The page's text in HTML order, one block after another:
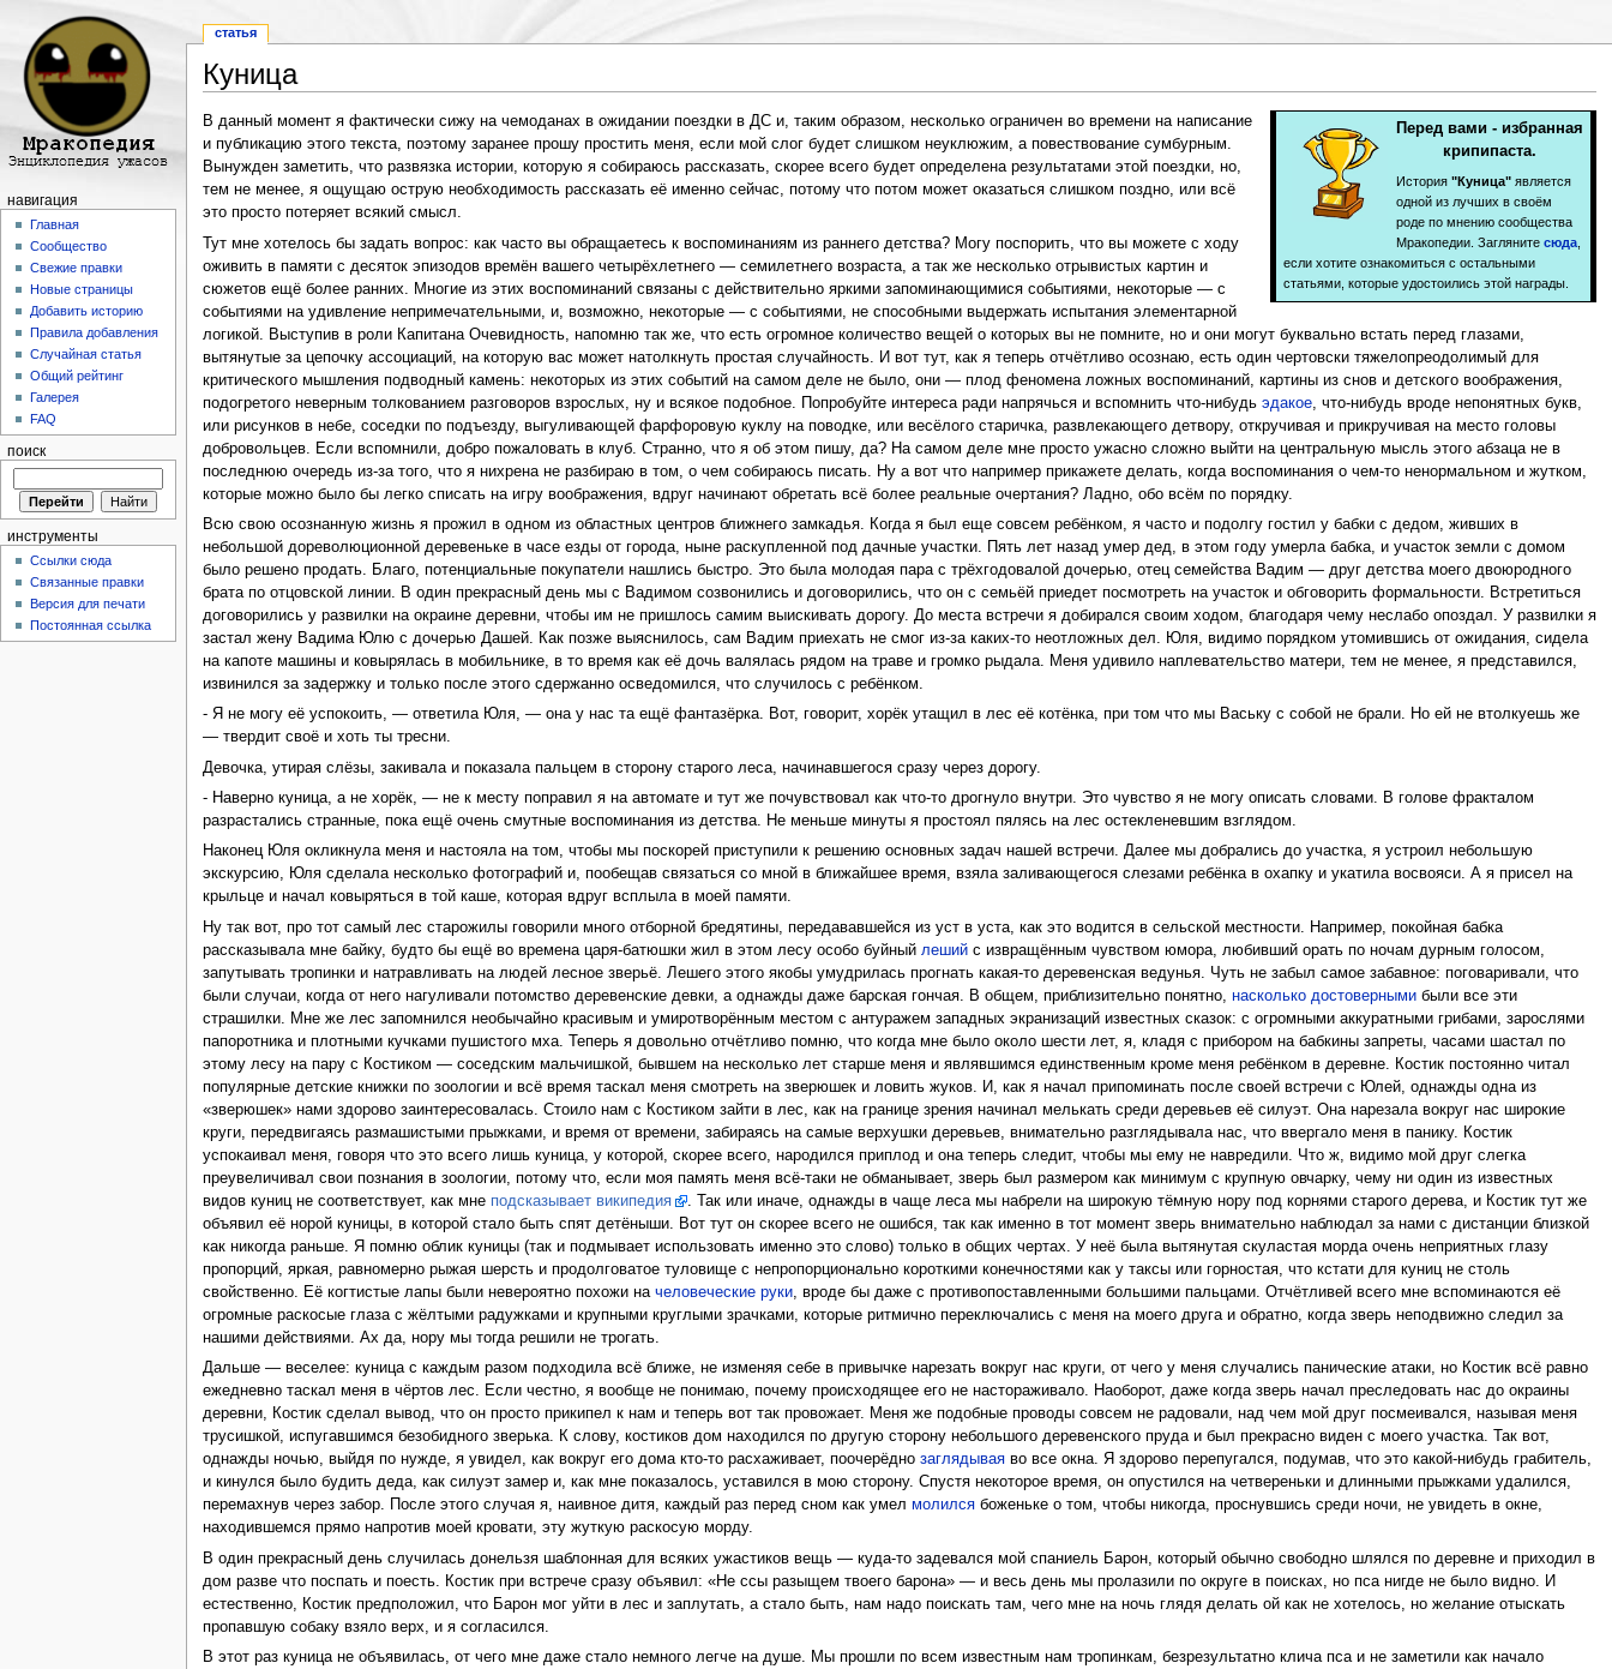
Куница
Перед вами - избранная
крипипаста.
История "Куница"является
одной из лучших в своём
роде по мнению сообщества
Мракопедии. Загляните сюда,
если хотите ознакомиться с остальными
статьями, которые удостоились этой награды.
В данный момент я фактически сижу на чемоданах в ожидании поездки в ДС и, таким образом, несколько ограничен во времени на написание
и публикацию этого текста, поэтому заранее прошу простить меня, если мой слог будет слишком неуклюжим, а повествование сумбурным.
Вынужден заметить, что развязка истории, которую я собираюсь рассказать, скорее всего будет определена результатами этой поездки, но,
тем не менее, я ощущаю острую необходимость рассказать её именно сейчас, потому что потом может оказаться слишком поздно, или всё
это просто потеряет всякий смысл.
Тут мне хотелось бы задать вопрос: как часто вы обращаетесь к воспоминаниям из раннего детства? Могу поспорить, что вы можете с ходу
оживить в памяти с десяток эпизодов времён вашего четырёхлетнего — семилетнего возраста, а так же несколько отрывистых картин и
сюжетов ещё более ранних. Многие из этих воспоминаний связаны с действительно яркими запоминающимися событиями, некоторые — с
событиями на удивление непримечательными, и, возможно, некоторые — с событиями, не способными выдержать испытания элементарной
логикой. Выступив в роли Капитана Очевидность, напомню так же, что есть огромное количество вещей о которых вы не помните, но и они могут буквально встать перед глазами,
вытянутые за цепочку ассоциаций, на которую вас может натолкнуть простая случайность. И вот тут, как я теперь отчётливо осознаю, есть один чертовски тяжелопреодолимый для
критического мышления подводный камень: некоторых из этих событий на самом деле не было, они — плод феномена ложных воспоминаний, картины из снов и детского воображения,
подогретого неверным толкованием разговоров взрослых, ну и всякое подобное. Попробуйте интереса ради напрячься и вспомнить что-нибудь эдакое, что-нибудь вроде непонятных букв,
или рисунков в небе, соседки по подъезду, выгуливающей фарфоровую куклу на поводке, или весёлого старичка, развлекающего детвору, откручивая и прикручивая на место головы
добровольцев. Если вспомнили, добро пожаловать в клуб. Странно, что я об этом пишу, да? На самом деле мне просто ужасно сложно выйти на центральную мысль этого абзаца не в
последнюю очередь из-за того, что я нихрена не разбираю в том, о чем собираюсь писать. Ну а вот что например прикажете делать, когда воспоминания о чем-то ненормальном и жутком,
которые можно было бы легко списать на игру воображения, вдруг начинают обретать всё более реальные очертания? Ладно, обо всём по порядку.
Всю свою осознанную жизнь я прожил в одном из областных центров ближнего замкадья. Когда я был еще совсем ребёнком, я часто и подолгу гостил у бабки с дедом, живших в
небольшой дореволюционной деревеньке в часе езды от города, ныне раскупленной под дачные участки. Пять лет назад умер дед, в этом году умерла бабка, и участок земли с домом
было решено продать. Благо, потенциальные покупатели нашлись быстро. Это была молодая пара с трёхгодовалой дочерью, отец семейства Вадим — друг детства моего двоюродного
брата по отцовской линии. В один прекрасный день мы с Вадимом созвонились и договорились, что он с семьёй приедет посмотреть на участок и обговорить формальности. Встретиться
договорились у развилки на окраине деревни, чтобы им не пришлось самим выискивать дорогу. До места встречи я добирался своим ходом, благодаря чему неслабо опоздал. У развилки я
застал жену Вадима Юлю с дочерью Дашей. Как позже выяснилось, сам Вадим приехать не смог из-за каких-то неотложных дел. Юля, видимо порядком утомившись от ожидания, сидела
на капоте машины и ковырялась в мобильнике, в то время как её дочь валялась рядом на траве и громко рыдала. Меня удивило наплевательство матери, тем не менее, я представился,
извинился за задержку и только после этого сдержанно осведомился, что случилось с ребёнком.
- Я не могу её успокоить, — ответила Юля, — она у нас та ещё фантазёрка. Вот, говорит, хорёк утащил в лес её котёнка, при том что мы Ваську с собой не брали. Но ей не втолкуешь же
— твердит своё и хоть ты тресни.
Девочка, утирая слёзы, закивала и показала пальцем в сторону старого леса, начинавшегося сразу через дорогу.
- Наверно куница, а не хорёк, — не к месту поправил я на автомате и тут же почувствовал как что-то дрогнуло внутри. Это чувство я не могу описать словами. В голове фракталом
разрастались странные, пока ещё очень смутные воспоминания из детства. Не меньше минуты я простоял пялясь на лес остекленевшим взглядом.
Наконец Юля окликнула меня и настояла на том, чтобы мы поскорей приступили к решению основных задач нашей встречи. Далее мы добрались до участка, я устроил небольшую
экскурсию, Юля сделала несколько фотографий и, пообещав связаться со мной в ближайшее время, взяла заливающегося слезами ребёнка в охапку и укатила восвояси. А я присел на
крыльце и начал ковыряться в той каше, которая вдруг всплыла в моей памяти.
Ну так вот, про тот самый лес старожилы говорили много отборной бредятины, передававшейся из уст в уста, как это водится в сельской местности. Например, покойная бабка
рассказывала мне байку, будто бы ещё во времена царя-батюшки жил в этом лесу особо буйный лешийс извращённым чувством юмора, любивший орать по ночам дурным голосом,
запутывать тропинки и натравливать на людей лесное зверьё. Лешего этого якобы умудрилась прогнать какая-то деревенская ведунья. Чуть не забыл самое забавное: поговаривали, что
были случаи, когда от него нагуливали потомство деревенские девки, а однажды даже барская гончая. В общем, приблизительно понятно, насколько достовернымибыли все эти
страшилки. Мне же лес запомнился необычайно красивым и умиротворённым местом с антуражем западных экранизаций известных сказок: с огромными аккуратными грибами, зарослями
папоротника и плотными кучками пушистого мха. Теперь я довольно отчётливо помню, что когда мне было около шести лет, я, кладя с прибором на бабкины запреты, часами шастал по
этому лесу на пару с Костиком — соседским мальчишкой, бывшем на несколько лет старше меня и являвшимся единственным кроме меня ребёнком в деревне. Костик постоянно читал
популярные детские книжки по зоологии и всё время таскал меня смотреть на зверюшек и ловить жуков. И, как я начал припоминать после своей встречи с Юлей, однажды одна из
«зверюшек» нами здорово заинтересовалась. Стоило нам с Костиком зайти в лес, как на границе зрения начинал мелькать среди деревьев её силуэт. Она нарезала вокруг нас широкие
круги, передвигаясь размашистыми прыжками, и время от времени, забираясь на самые верхушки деревьев, внимательно разглядывала нас, что ввергало меня в панику. Костик
успокаивал меня, говоря что это всего лишь куница, у которой, скорее всего, народился приплод и она теперь следит, чтобы мы ему не навредили. Что ж, видимо мой друг слегка
преувеличивал свои познания в зоологии, потому что, если моя память меня всё-таки не обманывает, зверь был размером как минимум с крупную овчарку, чему ни один из известных
видов куниц не соответствует, как мне подсказывает википедия
. Так или иначе, однажды в чаще леса мы набрели на широкую тёмную нору под корнями старого дерева, и Костик тут же
объявил её норой куницы, в которой стало быть спят детёныши. Вот тут он скорее всего не ошибся, так как именно в тот момент зверь внимательно наблюдал за нами с дистанции близкой
как никогда раньше. Я помню облик куницы (так и подмывает использовать именно это слово) только в общих чертах. У неё была вытянутая скуластая морда очень неприятных глазу
пропорций, яркая, равномерно рыжая шерсть и продолговатое туловище с непропорционально короткими конечностями как у таксы или горностая, что кстати для куниц не столь
свойственно. Её когтистые лапы были невероятно похожи на человеческие руки, вроде бы даже с противопоставленными большими пальцами. Отчётливей всего мне вспоминаются её
огромные раскосые глаза с жёлтыми радужками и крупными круглыми зрачками, которые ритмично переключались с меня на моего друга и обратно, когда зверь неподвижно следил за
нашими действиями. Ах да, нору мы тогда решили не трогать.
Дальше — веселее: куница с каждым разом подходила всё ближе, не изменяя себе в привычке нарезать вокруг нас круги, от чего у меня случались панические атаки, но Костик всё равно
ежедневно таскал меня в чёртов лес. Если честно, я вообще не понимаю, почему происходящее его не настораживало. Наоборот, даже когда зверь начал преследовать нас до окраины
деревни, Костик сделал вывод, что он просто прикипел к нам и теперь вот так провожает. Меня же подобные проводы совсем не радовали, над чем мой друг посмеивался, называя меня
трусишкой, испугавшимся безобидного зверька. К слову, костиков дом находился по другую сторону небольшого деревенского пруда и был прекрасно виден с моего участка. Так вот,
однажды ночью, выйдя по нужде, я увидел, как вокруг его дома кто-то расхаживает, поочерёдно заглядываяво все окна. Я здорово перепугался, подумав, что это какой-нибудь грабитель,
и кинулся было будить деда, как силуэт замер и, как мне показалось, уставился в мою сторону. Спустя некоторое время, он опустился на четвереньки и длинными прыжками удалился,
перемахнув через забор. После этого случая я, наивное дитя, каждый раз перед сном как умел молилсябоженьке о том, чтобы никогда, проснувшись среди ночи, не увидеть в окне,
находившемся прямо напротив моей кровати, эту жуткую раскосую морду.
В один прекрасный день случилась донельзя шаблонная для всяких ужастиков вещь — куда-то задевался мой спаниель Барон, который обычно свободно шлялся по деревне и приходил в
дом разве что поспать и поесть. Костик при встрече сразу объявил: «Не ссы разыщем твоего барона» — и весь день мы пролазили по округе в поисках, но пса нигде не было видно. И
естественно, Костик предположил, что Барон мог уйти в лес и заплутать, а стало быть, нам надо поискать там, чего мне на ночь глядя делать ой как не хотелось, но желание отыскать
пропавшую собаку взяло верх, и я согласился.
В этот раз куница не объявилась, от чего мне даже стало немного легче на душе. Мы прошли по всем известным нам тропинкам, безрезультатно клича пса и не заметили как начало
статья
навигация
Главная
Сообщество
Свежие правки
Новые страницы
Добавить историю
Правила добавления
Случайная статья
Общий рейтинг
Галерея
FAQ
поиск
инструменты
Ссылки сюда
Связанные правки
Версия для печати
Постоянная ссылка